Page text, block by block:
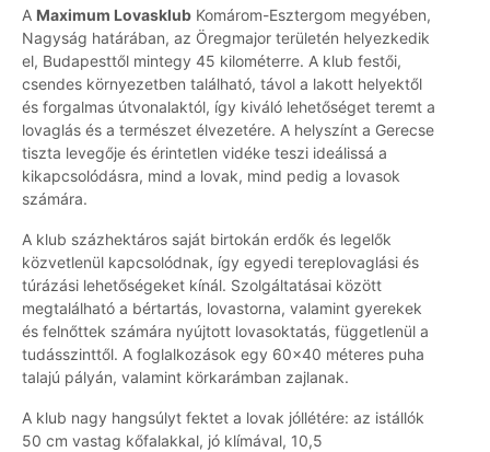
A Maximum Lovasklub Komárom-Esztergom megyében,
Nagyság határában, az Öregmajor területén helyezkedik
el, Budapesttől mintegy 45 kilométerre. A klub festői,
csendes környezetben található, távol a lakott helyektől
és forgalmas útvonalaktól, így kiváló lehetőséget teremt a
lovaglás és a természet élvezetére. A helyszínt a Gerecse
tiszta levegője és érintetlen vidéke teszi ideálissá a
kikapcsolódásra, mind a lovak, mind pedig a lovasok
számára.
A klub százhektáros saját birtokán erdők és legelők
közvetlenül kapcsolódnak, így egyedi tereplovaglási és
túrázási lehetőségeket kínál. Szolgáltatásai között
megtalálható a bértartás, lovastorna, valamint gyerekek
és felnőttek számára nyújtott lovasoktatás, függetlenül a
tudásszinttől. A foglalkozások egy 60x40 méteres puha
talajú pályán, valamint körkarámban zajlanak.
A klub nagy hangsúlyt fektet a lovak jóllétére: az istállók
50 cm vastag kőfalakkal, jó klímával, 10,5